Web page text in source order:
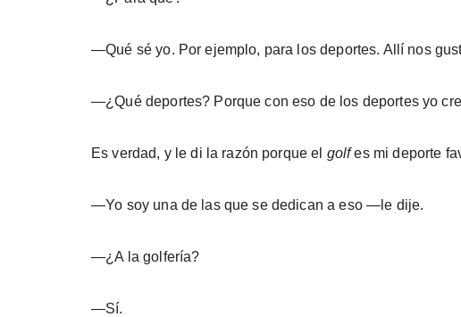
—Qué sé yo. Por ejemplo, para los deportes. Allí nos
—¿Qué deportes? Porque con eso de los depor­tes yo
Es verdad, y le di la razón porque el golfes mi deporte
—Yo soy una de las que se dedican a eso —le dije.
—¿A la golfería?
—Sí.